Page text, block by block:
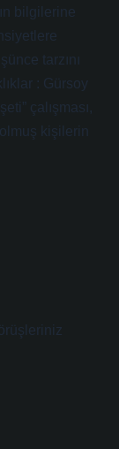
bilgilerine
tarzını
: Gürsoy
çalışması,
kişilerin